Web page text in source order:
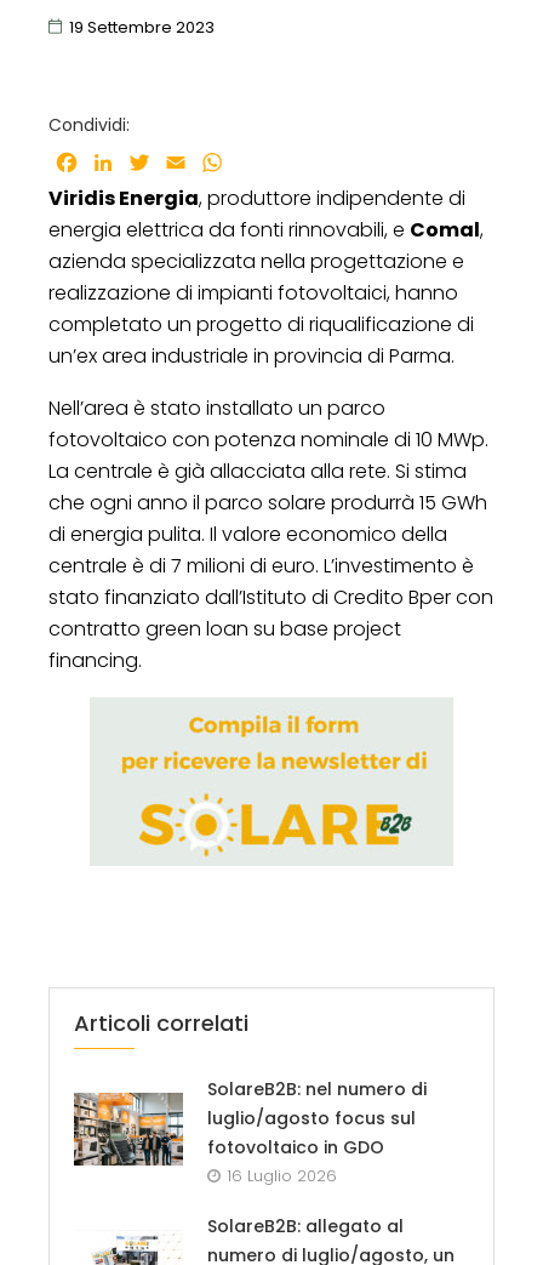
19 Settembre 2023
Condividi:
Facebook
LinkedInTwitter
Email
Viridis Energia, produttore indipendente di
energia elettrica da fonti rinnovabili, e Comal,
azienda specializzata nella progettazione e
realizzazione di impianti fotovoltaici, hanno
completato un progetto di riqualificazione di
un’ex area industriale in provincia di Parma.
Nell’area è stato installato un parco
fotovoltaico con potenza nominale di 10 MWp.
La centrale è già allacciata alla rete. Si stima
che ogni anno il parco solare produrrà 15 GWh
di energia pulita. Il valore economico della
centrale è di 7 milioni di euro. L’investimento è
stato finanziato dall’Istituto di Credito Bper con
contratto green loan su base project
financing.
Articoli correlati
SolareB2B: nel numero di
luglio/agosto focus sul
fotovoltaico in GDO
16 Luglio 2026
SolareB2B: allegato al
numero di luglio/agosto, un